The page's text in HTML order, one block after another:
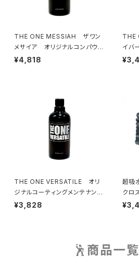
THE ONE MESSIAH ザワン
メサイア オリジナルコンパウン
ド
¥4,818
THE
イバ
THE ONE VERSATILE オリ
ジナルコーティングメンテナンス
剤
¥3,828
超吸
クロ
🕺 商品一